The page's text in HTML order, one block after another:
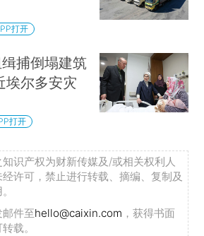
打开
捕倒塌建筑
埃尔多安灾
打开
识产权为财新传媒及/或相关权利人
许可，禁止进行转载、摘编、复制及
件至hello@caixin.com ，获得书面
载。